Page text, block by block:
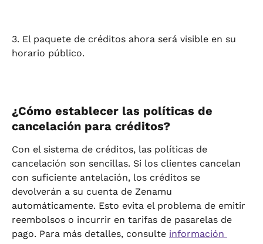
3. El paquete de créditos ahora será visible en su
horario público.
¿Cómo establecer las políticas de
cancelación para créditos?
Con el sistema de créditos, las políticas de
cancelación son sencillas. Si los clientes cancelan
con suficiente antelación, los créditos se
devolverán a su cuenta de Zenamu
automáticamente. Esto evita el problema de emitir
reembolsos o incurrir en tarifas de pasarelas de
pago. Para más detalles, consulte información